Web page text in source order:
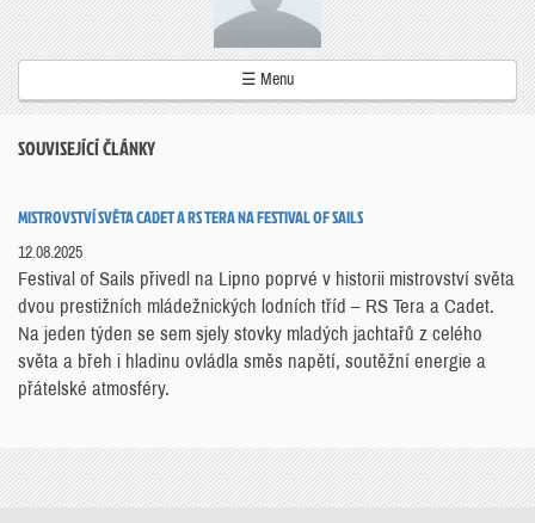
☰ Menu
SOUVISEJÍCÍ ČLÁNKY
MISTROVSTVÍ SVĚTA CADET A RS TERA NA FESTIVAL OF SAILS
12.08.2025
Festival of Sails přivedl na Lipno poprvé v historii mistrovství světa
dvou prestižních mládežnických lodních tříd – RS Tera a Cadet.
Na jeden týden se sem sjely stovky mladých jachtařů z celého
světa a břeh i hladinu ovládla směs napětí, soutěžní energie a
přátelské atmosféry.